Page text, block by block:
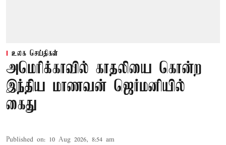
உலக செய்திகள்
அமெரிக்காவில் காதலியை கொன்ற
இந்திய மாணவன் ஜெர்மனியில்
கைது
Published on: 10 Aug 2026, 8:54 am